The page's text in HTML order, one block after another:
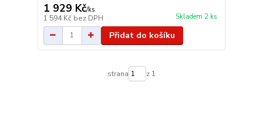
1 929 Kč/ks
1 594 Kč bez DPH Skladem 2 ks
Přidat do košíku
strana z 1